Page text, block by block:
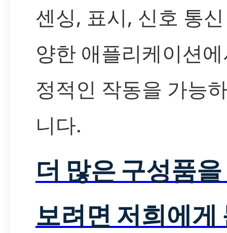
센싱, 표시, 신호 통
양한 애플리케이션
정적인 작동을 가능
니다.
더 많은 구성품
보려면 저희에게